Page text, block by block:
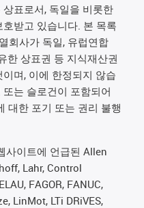
표로서, 독일을 비롯한
받고 있습니다. 본 목록
회사가 독일, 유럽연합
한 상표권 등 지식재산권
며, 이에 한정되지 않습
는 슬로건이 포함되어
대한 포기 또는 권리 불행
사이트에 언급된 Allen
Lahr, Control
FAGOR, FANUC,
LinMot, LTi DRiVES,